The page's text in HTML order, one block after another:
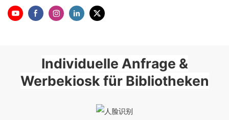
Individuelle Anfrage &
Werbekiosk für Bibliotheken